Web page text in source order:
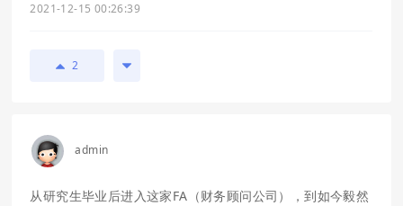
2021-12-15 00:26:39
2
admin
从研究生毕业后进入这家FA（财务顾问公司），到如今毅然